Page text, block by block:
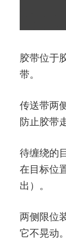
胶带位于
带。
传送带两
防止胶带
待缠绕的
在目标位
出）。
两侧限位
它不晃动